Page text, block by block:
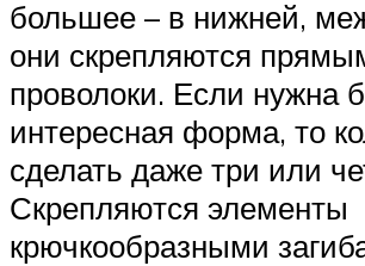
большее – в нижней,
они скрепляются
проволоки. Если нужна
интересная форма, то
сделать даже три или
Скрепляются элементы
крючкообразными